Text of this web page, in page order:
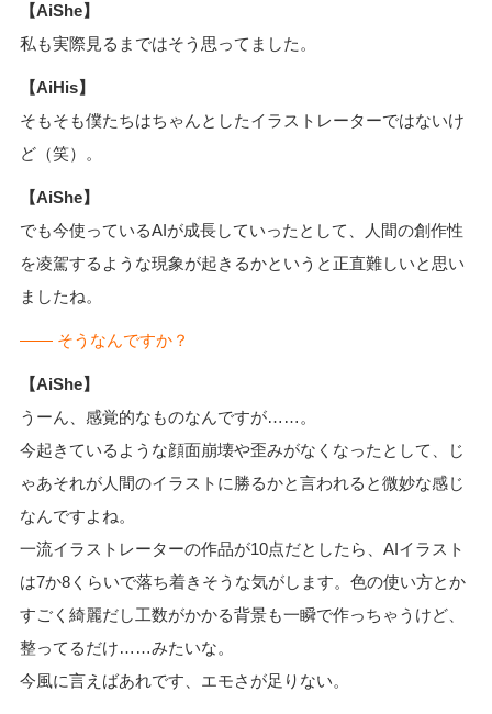
【AiShe】
私も実際見るまではそう思ってました。
【AiHis】
そもそも僕たちはちゃんとしたイラストレーターではないけ
ど（笑）。
【AiShe】
でも今使っているAIが成長していったとして、人間の創作性
を凌駕するような現象が起きるかというと正直難しいと思い
ましたね。
―― そうなんですか？
【AiShe】
うーん、感覚的なものなんですが……。
今起きているような顔面崩壊や歪みがなくなったとして、じ
ゃあそれが人間のイラストに勝るかと言われると微妙な感じ
なんですよね。
一流イラストレーターの作品が10点だとしたら、AIイラスト
は7か8くらいで落ち着きそうな気がします。色の使い方とか
すごく綺麗だし工数がかかる背景も一瞬で作っちゃうけど、
整ってるだけ……みたいな。
今風に言えばあれです、エモさが足りない。